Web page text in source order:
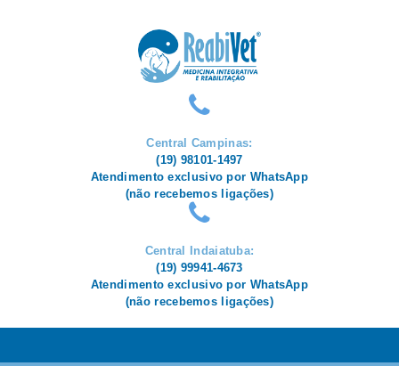
Central Campinas:
(19) 98101-1497
Atendimento exclusivo por WhatsApp
(não recebemos ligações)
Central Indaiatuba:
(19) 99941-4673
Atendimento exclusivo por WhatsApp
(não recebemos ligações)
CONHEÇA A REABIVET
ESPECIALIDADES
CUIDADOS À DISTÂNCIA
AGENDAMENTO